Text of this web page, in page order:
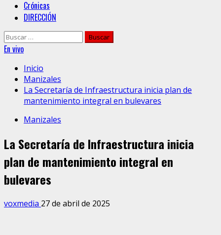
Crónicas
DIRECCIÓN
Buscar:
En vivo
Inicio
Manizales
La Secretaría de Infraestructura inicia plan de
mantenimiento integral en bulevares
Manizales
La Secretaría de Infraestructura inicia
plan de mantenimiento integral en
bulevares
voxmedia 27 de abril de 2025